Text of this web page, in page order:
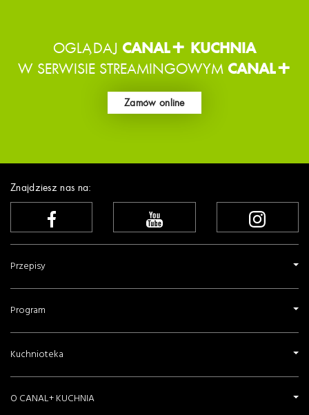
OGLĄDAJ CANAL+ KUCHNIA
W SERWISIE STREAMINGOWYM CANAL+
Zamów online
Znajdziesz nas na:
Przepisy
Program
Kuchnioteka
O CANAL+ KUCHNIA